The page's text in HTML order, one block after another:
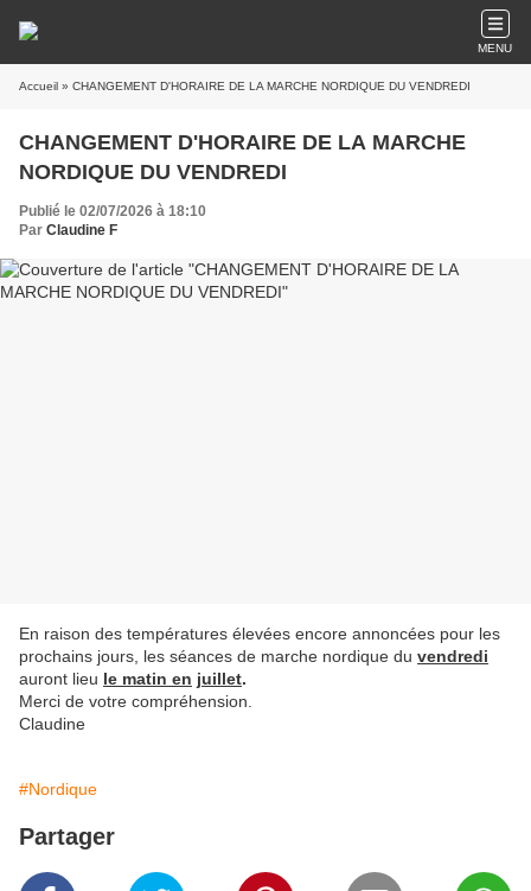
MENU
Accueil » CHANGEMENT D'HORAIRE DE LA MARCHE NORDIQUE DU VENDREDI
CHANGEMENT D'HORAIRE DE LA MARCHE
NORDIQUE DU VENDREDI
Publié le 02/07/2026 à 18:10
Par Claudine F
En raison des températures élevées encore annoncées pour les
prochains jours, les séances de marche nordique du vendredi
auront lieu le matin en juillet.
Merci de votre compréhension.
Claudine
#Nordique
Partager